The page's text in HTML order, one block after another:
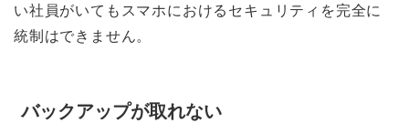
い社員がいてもスマホにおけるセキュリティを完全に
統制はできません。
バックアップが取れない